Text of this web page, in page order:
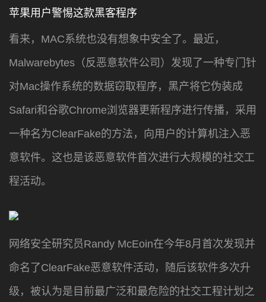
苹果用户警惕这款黑客程序
看来，MAC系统也没有想象中安全了。最近，
Malwarebytes（反恶意软件公司）发现了一种专门针
对Mac操作系统的数据窃取程序，黑产将它伪装成
Safari和谷歌Chrome浏览器更新程序进行传播，采用
一种名为ClearFake的方法，向用户的计算机注入恶
意软件。这也是该恶意软件首次进行大规模的社交工
程活动。
网络安全研究员Randy McEoin在今年8月首次发现并
命名了ClearFake恶意软件活动，随后该软件多次升
级，被认为是目前最广泛和最危险的社交工程计划之